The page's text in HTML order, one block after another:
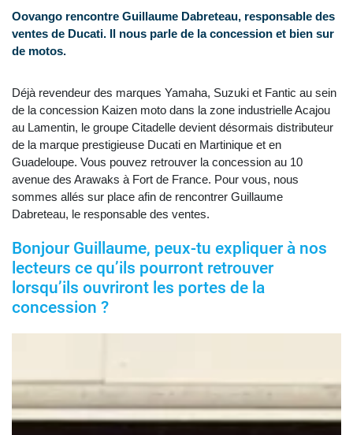
Oovango rencontre Guillaume Dabreteau, responsable des
ventes de Ducati. Il nous parle de la concession et bien sur
de motos.
Déjà revendeur des marques Yamaha, Suzuki et Fantic au sein
de la concession Kaizen moto dans la zone industrielle Acajou
au Lamentin, le groupe Citadelle devient désormais distributeur
de la marque prestigieuse Ducati en Martinique et en
Guadeloupe. Vous pouvez retrouver la concession au 10
avenue des Arawaks à Fort de France. Pour vous, nous
sommes allés sur place afin de rencontrer Guillaume
Dabreteau, le responsable des ventes.
Bonjour Guillaume, peux-tu expliquer à nos
lecteurs ce qu’ils pourront retrouver
lorsqu’ils ouvriront les portes de la
concession ?